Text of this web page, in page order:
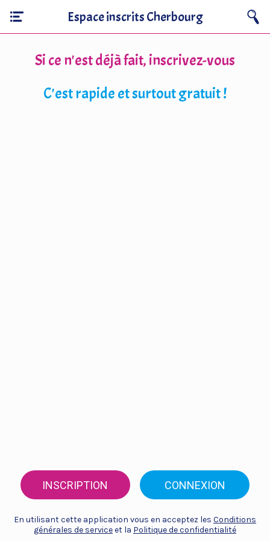
Espace inscrits Cherbourg
Si ce n'est déjà fait, inscrivez-vous
C'est rapide et surtout gratuit !
INSCRIPTION CONNEXION
En utilisant cette application vous en acceptez les Conditions
générales de serviceet la Politique de confidentialité